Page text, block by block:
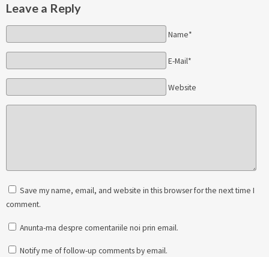
Leave a Reply
Name*
E-Mail*
Website
Save my name, email, and website in this browser for the next time I
comment.
Anunta-ma despre comentariile noi prin email.
Notify me of follow-up comments by email.